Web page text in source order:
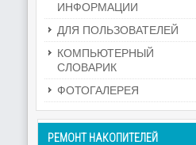
ИНФОРМАЦИИ
ДЛЯ ПОЛЬЗОВАТЕЛЕЙ
КОМПЬЮТЕРНЫЙ
СЛОВАРИК
ФОТОГАЛЕРЕЯ
РЕМОНТНАКОПИТЕЛЕЙ